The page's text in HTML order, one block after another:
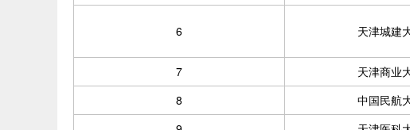
6 天津城建
7
天津商业
8
中国民航